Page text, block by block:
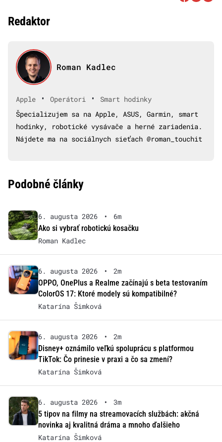
Redaktor
Roman Kadlec
Apple • Operátori •
Smart hodinky
Špecializujem sa na Apple, ASUS, Garmin, smart
hodinky, robotické vysávače a herné zariadenia.
Nájdete ma na sociálnych sieťach @roman_touchit
Podobné články
6. augusta 2026 •
6m
Ako si vybrať robotickú kosačku
Roman Kadlec
6. augusta 2026 •
2m
OPPO, OnePlus a Realme začínajú s beta testovaním
ColorOS 17: Ktoré modely sú kompatibilné?
Katarína Šimková
6. augusta 2026 •
2m
Disney+ oznámilo veľkú spoluprácu s platformou
TikTok: Čo prinesie v praxi a čo sa zmení?
Katarína Šimková
6. augusta 2026 •
3m
5 tipov na filmy na streamovacích službách: akčná
novinka aj kvalitná dráma a mnoho ďalšieho
Katarína Šimková